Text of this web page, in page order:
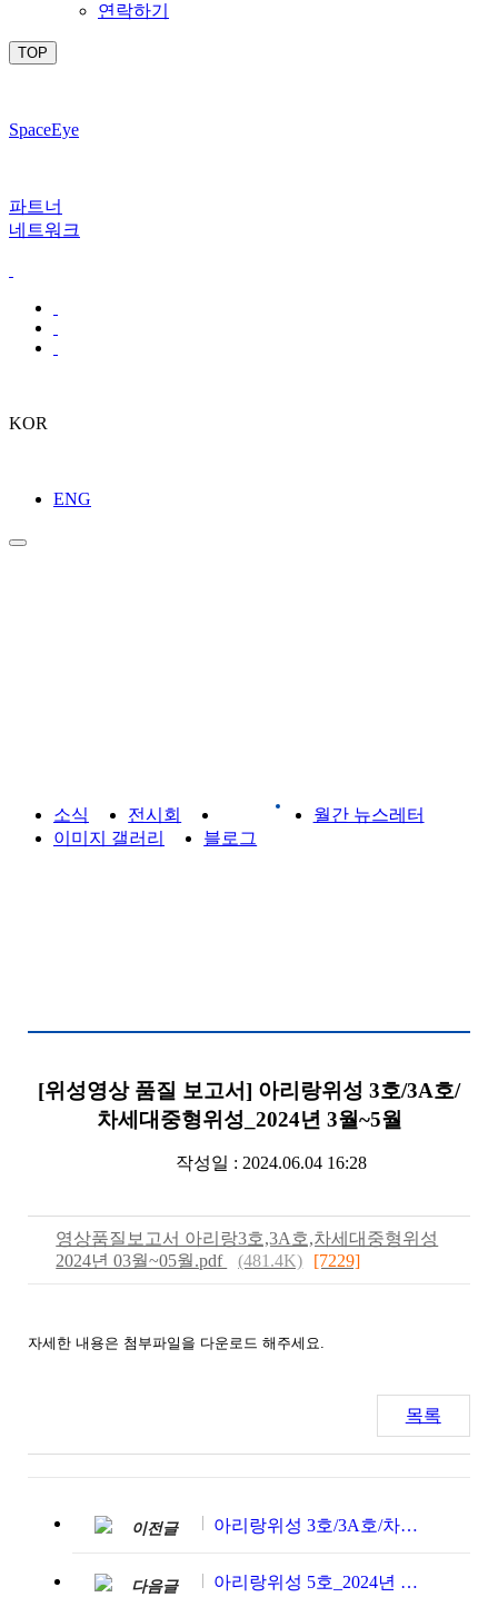
연락하기
TOP
SpaceEye
파트너
네트워크
KOR
ENG
소식 전시회
월간 뉴스레터
이미지 갤러리
블로그
[위성영상 품질 보고서] 아리랑위성 3호/3A호/
차세대중형위성_2024년 3월~5월
작성일 : 2024.06.04 16:28
영상품질보고서 아리랑3호,3A호,차세대중형위성
2024년 03월~05월.pdf
(481.4K) [7229]
자세한 내용은 첨부파일을 다운로드 해주세요.
목록
이전글 아리랑위성 3호/3A호/차세대중형위성_2024년 5월~7월
아리랑위성 5호_2024년 1월~2월
다음글